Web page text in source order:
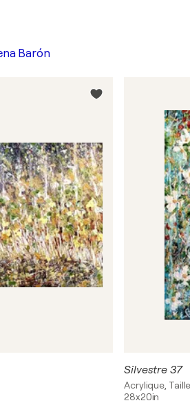
Barón
Silvestre 37
Acrylique,
28x20in